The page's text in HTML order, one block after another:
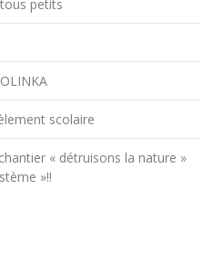
petits
scolaire
« détruisons la nature »
»!!